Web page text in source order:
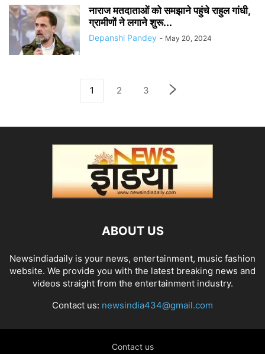
नाराज मतदाताओं को समझाने पहुंचे राहुल गांधी,
ग्रामीणों ने लगाने शुरू...
Depanshi Pandey - May 20, 2024
1 2 3
ABOUT US
Newsindiadaily is your news, entertainment, music fashion
website. We provide you with the latest breaking news and
videos straight from the entertainment industry.
Contact us: newsindia434@gmail.com
Contact us